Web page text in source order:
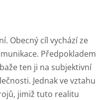
Obecný cíl vychází ze
Předpokladem
ten ji na subjektivní
Jednak ve vztahu
jimiž tuto realitu